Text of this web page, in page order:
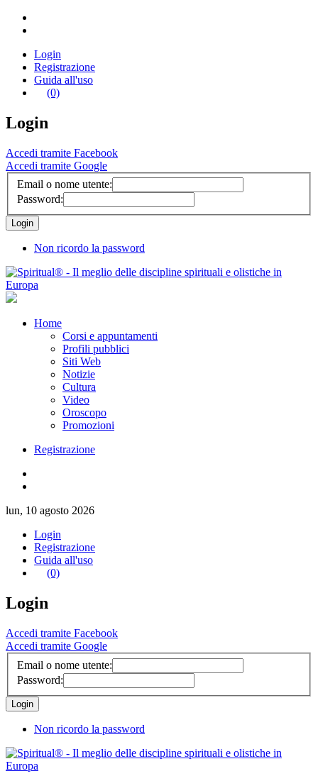
Login
Registrazione
Guida all'uso
(0)
Login
Accedi tramite Facebook
Accedi tramite Google
Email o nome utente:
Password:
Non ricordo la password
Home
Corsi e appuntamenti
Profili pubblici
Siti Web
Notizie
Cultura
Video
Oroscopo
Promozioni
Registrazione
lun, 10 agosto 2026
Login
Registrazione
Guida all'uso
(0)
Login
Accedi tramite Facebook
Accedi tramite Google
Email o nome utente:
Password:
Non ricordo la password